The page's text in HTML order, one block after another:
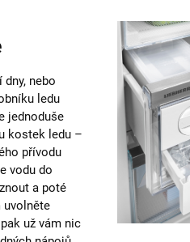
nebo
ledu
jednoduše
kostek ledu –
přívodu
vodu do
a poté
uvolněte
už vám nic